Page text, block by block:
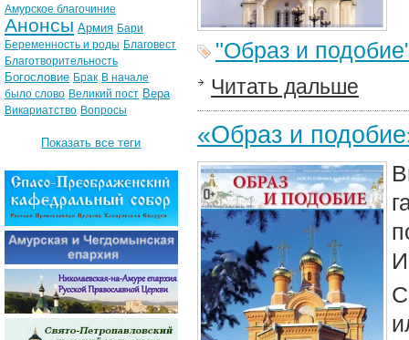
"Образ и
Читать дальше
«Образ и
Амурское благочиние
Анонсы Армия Бари
Беременность и роды Благовест
Благотворительность
Богословие Брак В начале
было слово Великий пост Вера
Викариатство Вопросы
Показать все теги